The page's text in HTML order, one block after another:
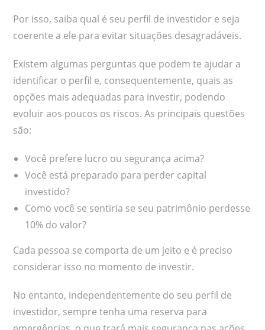
Por isso, saiba qual é seu perfil de investidor e seja
coerente a ele para evitar situações desagradáveis.
Existem algumas perguntas que podem te ajudar a
identificar o perfil e, consequentemente, quais as
opções mais adequadas para investir, podendo
evoluir aos poucos os riscos. As principais questões
são:
Você prefere lucro ou segurança acima?
Você está preparado para perder capital
investido?
Como você se sentiria se seu patrimônio perdesse
10% do valor?
Cada pessoa se comporta de um jeito e é preciso
considerar isso no momento de investir.
No entanto, independentemente do seu perfil de
investidor, sempre tenha uma reserva para